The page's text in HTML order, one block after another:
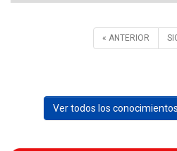
« ANTERIOR
Ver todos los